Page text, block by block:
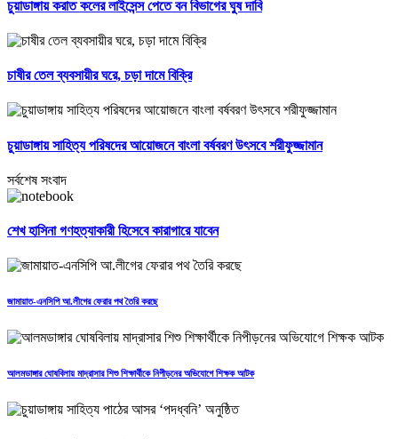
চুয়াডাঙ্গায় করাত কলের লাইসেন্স পেতে বন বিভাগের ঘুষ দাবি
চাষীর তেল ব্যবসায়ীর ঘরে, চড়া দামে বিক্রি
চুয়াডাঙ্গায় সাহিত্য পরিষদের আয়োজনে বাংলা বর্ষবরণ উৎসবে শরীফুজ্জামান
সর্বশেষ সংবাদ
শেখ হাসিনা গণহত্যাকারী হিসেবে কারাগারে যাবেন
জামায়াত-এনসিপি আ.লীগের ফেরার পথ তৈরি করছে
আলমডাঙ্গার ঘোষবিলায় মাদ্রাসার শিশু শিক্ষার্থীকে নিপীড়নের অভিযোগে শিক্ষক আটক